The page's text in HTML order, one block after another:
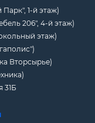
1-й этаж)
206", 4-й этаж)
этаж)
Вторсырье)
31Б